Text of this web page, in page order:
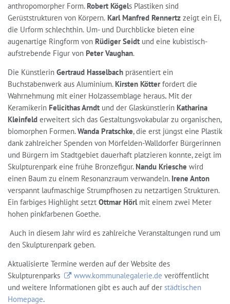
anthropomorpher Form. Robert Kögels Plastiken sind
Gerüststrukturen von Körpern. Karl Manfred Rennertz zeigt ein Ei,
die Urform schlechthin. Um- und Durchblicke bieten eine
augenartige Ringform von Rüdiger Seidt und eine kubistisch-
aufstrebende Figur von Peter Vaughan.
Die Künstlerin Gertraud Hasselbach präsentiert ein
Buchstabenwerk aus Aluminium. Kirsten Kötterfordert die
Wahrnehmung mit einer Holzassemblage heraus. Mit der
Keramikerin Felicithas Arndt und der Glaskünstlerin Katharina
Kleinfeld erweitert sich das Gestaltungsvokabular zu organischen,
biomorphen Formen.Wanda Pratschke, die erst jüngst eine Plastik
dank zahlreicher Spenden von Mörfelden-Walldorfer Bürgerinnen
und Bürgern im Stadtgebiet dauerhaft platzieren konnte, zeigt im
Skulpturenpark eine frühe Bronzefigur. Nandu Kriesche wird
einen Baum zu einem Resonanzraum verwandeln. Irene Anton
verspannt laufmaschige Strumpfhosen zu netzartigen Strukturen.
Ein farbiges Highlight setzt Ottmar Hörlmit einem zwei Meter
hohen pinkfarbenen Goethe.
Auch in diesem Jahr wird es zahlreiche Veranstaltungen rund um
den Skulpturenpark geben.
Aktualisierte Termine werden auf der Website des
Skulpturenparks
www.kommunalegalerie.de veröffentlicht
und weitere Informationen gibt es auch auf der städtischen
Homepage.